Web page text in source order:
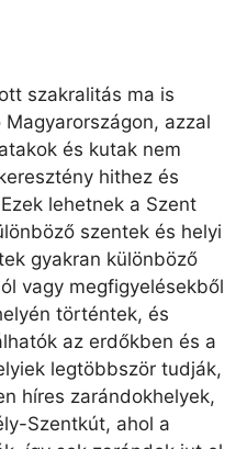
szakralitás ma is
azzal
és kutak nem
hithez és
lehetnek a Szent
szentek és helyi
gyakran különböző
vagy megfigyelésekből
történtek, és
az erdőkben és a
legtöbbször tudják,
híres zarándokhelyek,
Szentkút, ahol a